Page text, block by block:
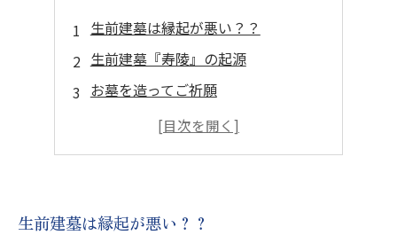
生前建墓は縁起が悪い？？
生前建墓『寿陵』の起源
お墓を造ってご祈願
残された遺族も安心
まとめ
生前建墓は縁起が悪い？？